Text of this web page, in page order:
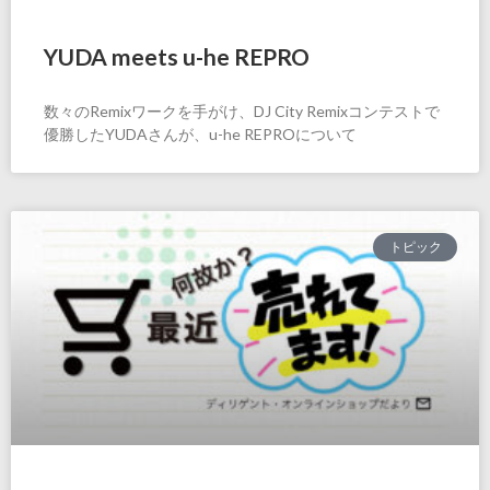
YUDA meets u-he REPRO
数々のRemixワークを手がけ、DJ City Remixコンテストで
優勝したYUDAさんが、u-he REPROについて
トピック